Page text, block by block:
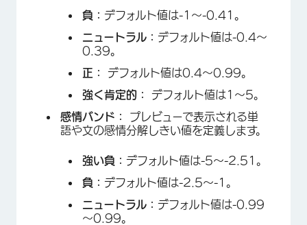
負： デフォルト値は-1～-0.41。
ニュートラル： デフォルト値は-0.4～
0.39。
正： デフォルト値は0.4～0.99。
強く肯定的： デフォルト値は1～5。
感情バンド： プレビューで表示される単
語や文の感情分解しきい値を定義します。
強い負： デフォルト値は-5～-2.51。
負： デフォルト値は-2.5～-1。
ニュートラル： デフォルト値は-0.99
～0.99。